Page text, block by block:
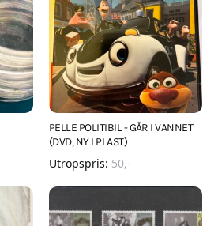
PELLE POLITIBIL - GÅR I VANNET
(DVD, NY I PLAST)
Utropspris: 50,-